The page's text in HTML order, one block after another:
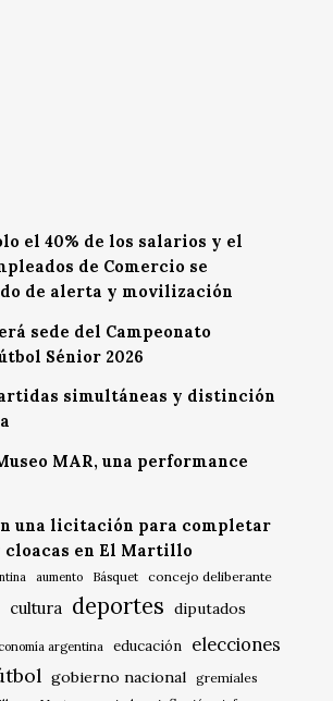
el 40% de los salarios y el
de Comercio se
de alerta y movilización
sede del Campeonato
Sénior 2026
simultáneas y distinción
MAR, una performance
una licitación para completar
cloacas en El Martillo
aumento Básquet concejo deliberante
cultura deportes diputados
argentina educación elecciones
gobierno nacional gremiales